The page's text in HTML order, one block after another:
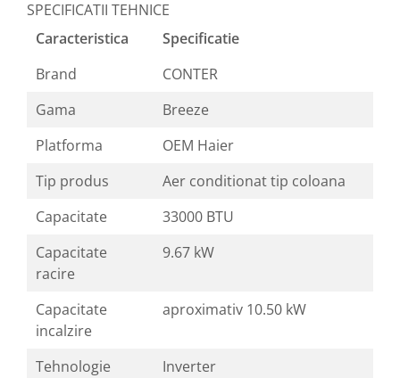
SPECIFICATII TEHNICE
Caracteristica
Specificatie
Brand
CONTER
Gama
Breeze
Platforma
OEM Haier
Tip produs
Aer conditionat tip coloana
Capacitate
33000 BTU
Capacitate
racire
9.67 kW
Capacitate
incalzire
aproximativ 10.50 kW
Tehnologie
Inverter